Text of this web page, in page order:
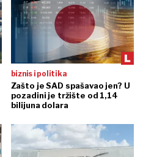
biznis i politika
Zašto je SAD spašavao jen? U
pozadini je tržište od 1,14
bilijuna dolara